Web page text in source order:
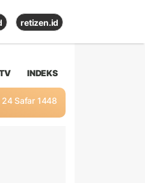
retizen.id
INDEKS
24 Safar 1448